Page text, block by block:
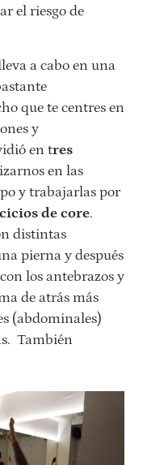
el riesgo de
a cabo en una
que te centres en
y
en tres
en las
y trabajarlas por
de core.
distintas
pierna y después
los antebrazos y
de atrás más
(abdominales)
También